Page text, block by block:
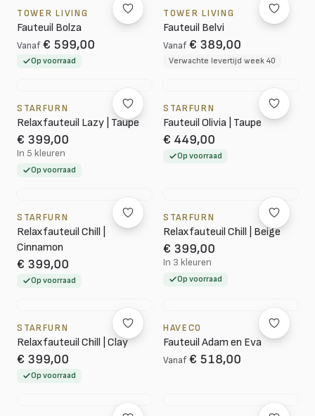
TOWER LIVING
Fauteuil Bolza
Vanaf € 599,00
Op voorraad
TOWER LIVING
Fauteuil Belvi
Vanaf € 389,00
Verwachte levertijd week 40
STARFURN
Relaxfauteuil Lazy | Taupe
€ 399,00
In 5 kleuren
Op voorraad
STARFURN
Fauteuil Olivia | Taupe
€ 449,00
Op voorraad
STARFURN
Relaxfauteuil Chill |
Cinnamon
€ 399,00
Op voorraad
STARFURN
Relaxfauteuil Chill | Beige
€ 399,00
In 3 kleuren
Op voorraad
STARFURN
Relaxfauteuil Chill | Clay
€ 399,00
Op voorraad
HAVECO
Fauteuil Adam en Eva
Vanaf € 518,00